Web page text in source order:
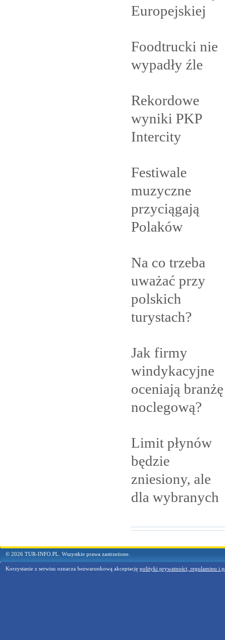
Europejskiej
Foodtrucki nie
wypadły źle
Rekordowe
wyniki PKP
Intercity
Festiwale
muzyczne
przyciągają
Polaków
Na co trzeba
uważać przy
polskich
turystach?
Jak firmy
windykacyjne
oceniają branżę
noclegową?
Limit płynów
będzie
zniesiony, ale
dla wybranych
© 2026 TUR-INFO.PL. Wszystkie prawa zastrzeżone.
Korzystanie z serwisu oznacza bezwarunkową akceptację polityki prywatności, regulaminu i